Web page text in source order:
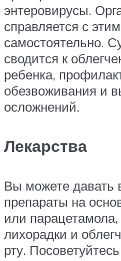
энтеровирусы.
справляется с
самостоятельно.
сводится к
ребенка,
обезвоживания и
осложнений.
Лекарства
Вы можете давать
препараты на
или
лихорадки и
рту.